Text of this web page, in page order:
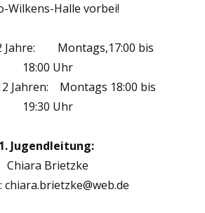
Wilkens-Halle vorbei!
Jahre: Montags,17:00 bis
18:00 Uhr
Jahren: Montags 18:00 bis
19:30 Uhr
1. Jugendleitung:
Chiara Brietzke
chiara.brietzke@web.de